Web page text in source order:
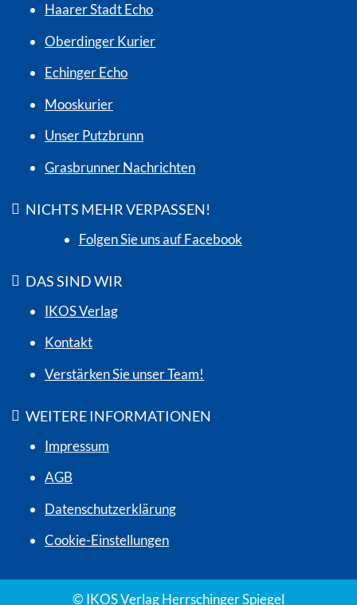
Haarer Stadt Echo
Oberdinger Kurier
Echinger Echo
Mooskurier
Unser Putzbrunn
Grasbrunner Nachrichten
NICHTS MEHR VERPASSEN!
Folgen Sie uns auf Facebook
DAS SIND WIR
IKOS Verlag
Kontakt
Verstärken Sie unser Team!
WEITERE INFORMATIONEN
Impressum
AGB
Datenschutzerklärung
Cookie-Einstellungen
© IKOS Verlag Herrschinger Spiegel